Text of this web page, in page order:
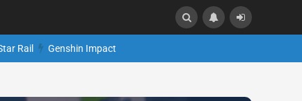
Rail Genshin Impact